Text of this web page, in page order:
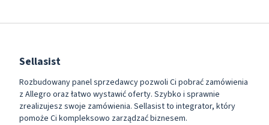
Sellasist
Rozbudowany panel sprzedawcy pozwoli Ci pobrać zamówienia
z Allegro oraz łatwo wystawić oferty. Szybko i sprawnie
zrealizujesz swoje zamówienia. Sellasist to integrator, który
pomoże Ci kompleksowo zarządzać biznesem.